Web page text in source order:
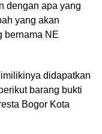
dengan apa yang
yang akan
bernama NE
didapatkan
barang bukti
Bogor Kota